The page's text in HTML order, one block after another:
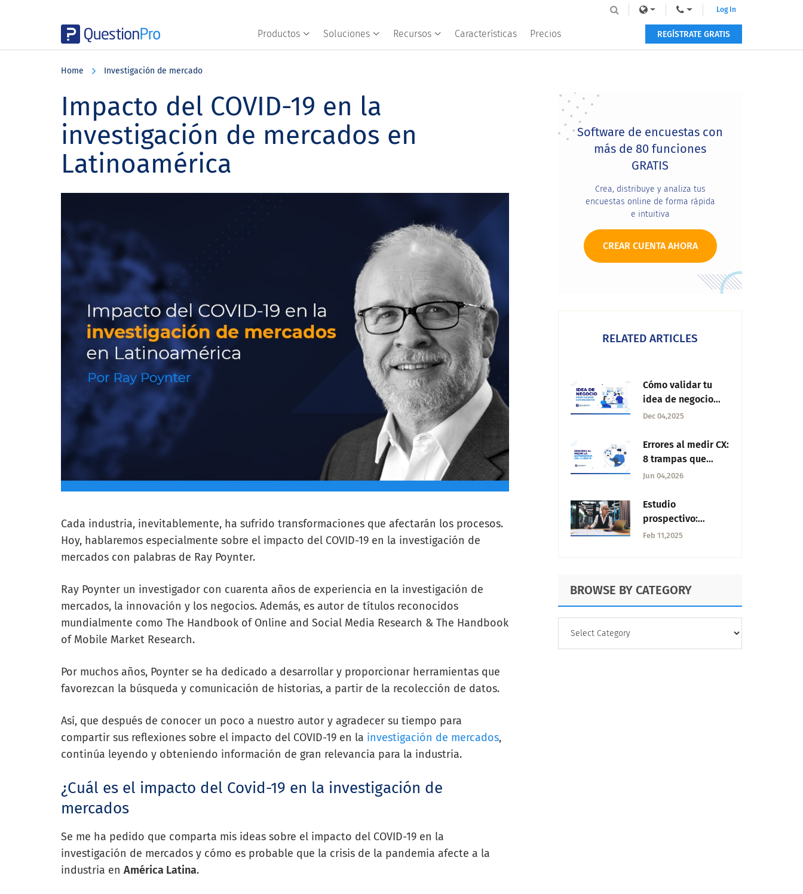
Productos Soluciones Recursos Características Precios
Log In
REGÍSTRATE GRATIS
Home Investigación de mercado
Impacto del COVID-19 en la
investigación de mercados en
Latinoamérica
Cada industria, inevitablemente, ha sufrido transformaciones que afectarán los procesos.
Hoy, hablaremos especialmente sobre el impacto del COVID-19 en la investigación de
mercados con palabras de Ray Poynter.
Ray Poynter un investigador con cuarenta años de experiencia en la investigación de
mercados, la innovación y los negocios. Además, es autor de títulos reconocidos
mundialmente como The Handbook of Online and Social Media Research & The Handbook
of Mobile Market Research.
Por muchos años, Poynter se ha dedicado a desarrollar y proporcionar herramientas que
favorezcan la búsqueda y comunicación de historias, a partir de la recolección de datos.
Así, que después de conocer un poco a nuestro autor y agradecer su tiempo para
compartir sus reflexiones sobre el impacto del COVID-19 en la investigación de mercados,
continúa leyendo y obteniendo información de gran relevancia para la industria.
¿Cuál es el impacto del Covid-19 en la investigación de
mercados
Se me ha pedido que comparta mis ideas sobre el impacto del COVID-19 en la
investigación de mercados y cómo es probable que la crisis de la pandemia afecte a la
industria en América Latina.
Primary
Sidebar
Software de encuestas con
más de 80 funciones
GRATIS
Crea, distribuye y analiza tus
encuestas online de forma rápida
e intuitiva
CREAR CUENTA AHORA
RELATED ARTICLES
Cómo validar tu
idea de negocio
con encuestas
Dec 04,2025
Errores al medir CX:
8 trampas que
arruinan tu
experiencia del
cliente
Jun 04,2026
Estudio
prospectivo:
Características,
realizarlo
Feb 11,2025
BROWSE BY CATEGORY
CATEGORY